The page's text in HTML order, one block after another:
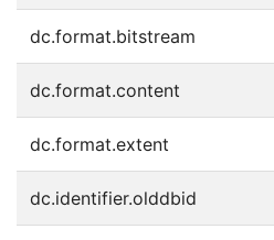
dc.format.bitstream
dc.format.content
dc.format.extent
dc.identifier.olddbid